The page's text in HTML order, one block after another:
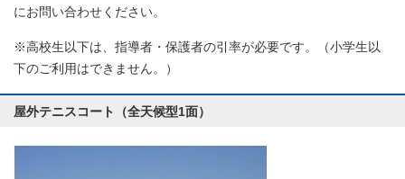
にお問い合わせください。
※高校生以下は、指導者・保護者の引率が必要です。（小学生以
下のご利用はできません。）
屋外テニスコート（全天候型1面）